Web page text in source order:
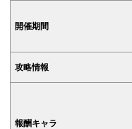
開催期間
攻略情報
報酬キャラ